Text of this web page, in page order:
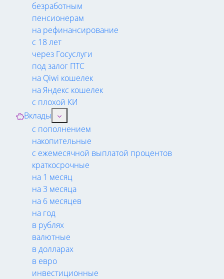
безработным
пенсионерам
на рефинансирование
с 18 лет
через Госуслуги
под залог ПТС
на Qiwi кошелек
на Яндекс кошелек
с плохой КИ
Вклады
с пополнением
накопительные
с ежемесячной выплатой процентов
краткосрочные
на 1 месяц
на 3 месяца
на 6 месяцев
на год
в рублях
валютные
в долларах
в евро
инвестиционные